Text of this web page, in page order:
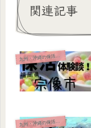
関連記事
九
州・沖縄の保活体験談
九
州・沖縄の保活体験談